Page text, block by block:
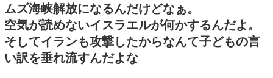
ムズ海峡解放になるんだけどなぁ。
空気が読めないイスラエルが何かするんだよ。
そしてイランも攻撃したからなんて子どもの言
い訳を垂れ流すんだよな